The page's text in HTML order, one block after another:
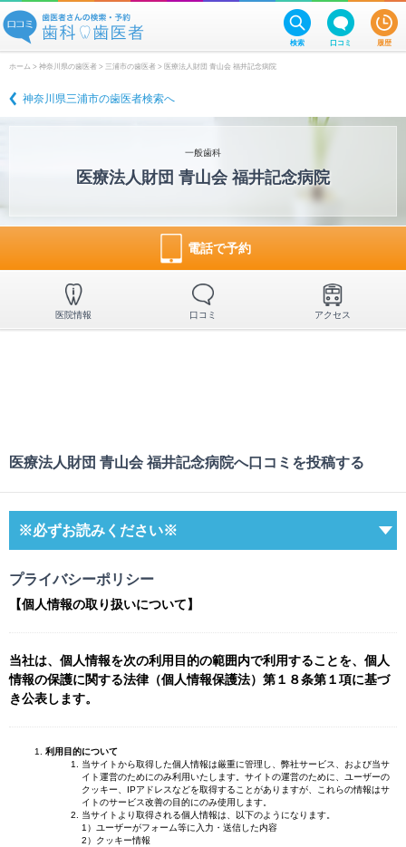
検索 口コミ 履歴
ホーム > 神奈川県の歯医者 > 三浦市の歯医者 > 医療法人財団 青山会 福井記念病院
神奈川県三浦市の歯医者検索へ
一般歯科
医療法人財団 青山会 福井記念病院
電話で予約
医院情報 口コミ アクセス
医療法人財団 青山会 福井記念病院へ口コミを投稿する
※必ずお読みください※
プライバシーポリシー
【個人情報の取り扱いについて】
当社は、個人情報を次の利用目的の範囲内で利用することを、個人
情報の保護に関する法律（個人情報保護法）第１８条第１項に基づ
き公表します。
利用目的について
当サイトから取得した個人情報は厳重に管理し、弊社サービス、および当サ
イト運営のためにのみ利用いたします。サイトの運営のために、ユーザーの
クッキー、IPアドレスなどを取得することがありますが、これらの情報はサ
イトのサービス改善の目的にのみ使用します。
当サイトより取得される個人情報は、以下のようになります。
1）ユーザーがフォーム等に入力・送信した内容
2）クッキー情報